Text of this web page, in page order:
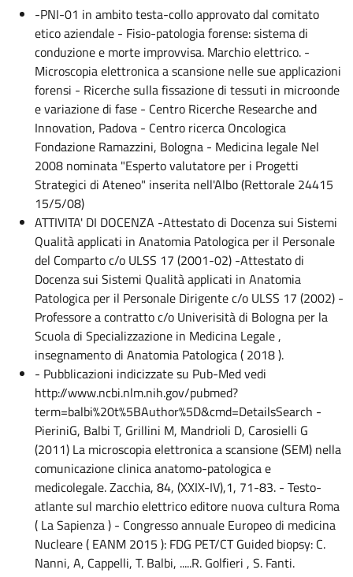
-PNI-01 in ambito testa-collo approvato dal comitato
etico aziendale - Fisio-patologia forense: sistema di
conduzione e morte improvvisa. Marchio elettrico. -
Microscopia elettronica a scansione nelle sue applicazioni
forensi - Ricerche sulla fissazione di tessuti in microonde
e variazione di fase - Centro Ricerche Researche and
Innovation, Padova - Centro ricerca Oncologica
Fondazione Ramazzini, Bologna - Medicina legale Nel
2008 nominata "Esperto valutatore per i Progetti
Strategici di Ateneo" inserita nell'Albo (Rettorale 24415
15/5/08)
ATTIVITA' DI DOCENZA -Attestato di Docenza sui Sistemi
Qualità applicati in Anatomia Patologica per il Personale
del Comparto c/o ULSS 17 (2001-02) -Attestato di
Docenza sui Sistemi Qualità applicati in Anatomia
Patologica per il Personale Dirigente c/o ULSS 17 (2002) -
Professore a contratto c/o Univerisità di Bologna per la
Scuola di Specializzazione in Medicina Legale ,
insegnamento di Anatomia Patologica ( 2018 ).
- Pubblicazioni indicizzate su Pub-Med vedi
http://www.ncbi.nlm.nih.gov/pubmed?
term=balbi%20t%5BAuthor%5D&cmd=DetailsSearch -
PieriniG, Balbi T, Grillini M, Mandrioli D, Carosielli G
(2011) La microscopia elettronica a scansione (SEM) nella
comunicazione clinica anatomo-patologica e
medicolegale. Zacchia, 84, (XXIX-IV),1, 71-83. - Testo-
atlante sul marchio elettrico editore nuova cultura Roma
( La Sapienza ) - Congresso annuale Europeo di medicina
Nucleare ( EANM 2015 ): FDG PET/CT Guided biopsy: C.
Nanni, A, Cappelli, T. Balbi, .....R. Golfieri , S. Fanti.